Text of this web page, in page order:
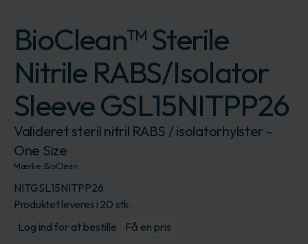
BioClean™ Sterile
Nitrile RABS/Isolator
Sleeve GSL15NITPP26
Valideret steril nitril RABS / isolatorhylster -
One Size
Mærke: BioClean
NITGSL15NITPP26
Produktet leveres i 20 stk.
Log ind for at bestille
Få en pris